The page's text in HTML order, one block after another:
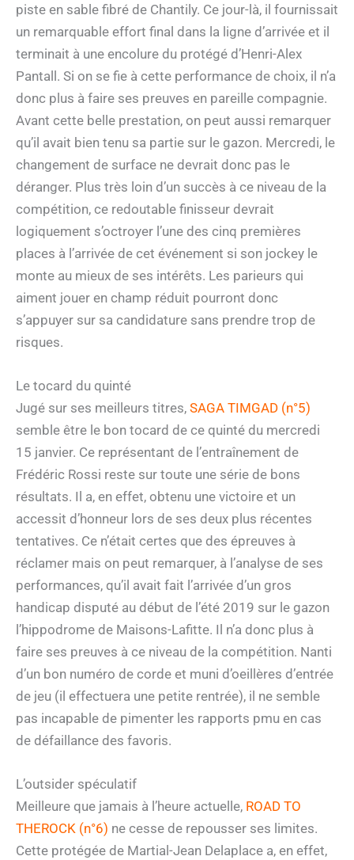
piste en sable fibré de Chantily. Ce jour-là, il fournissait
un remarquable effort final dans la ligne d’arrivée et il
terminait à une encolure du protégé d’Henri-Alex
Pantall. Si on se fie à cette performance de choix, il n’a
donc plus à faire ses preuves en pareille compagnie.
Avant cette belle prestation, on peut aussi remarquer
qu’il avait bien tenu sa partie sur le gazon. Mercredi, le
changement de surface ne devrait donc pas le
déranger. Plus très loin d’un succès à ce niveau de la
compétition, ce redoutable finisseur devrait
logiquement s’octroyer l’une des cinq premières
places à l’arrivée de cet événement si son jockey le
monte au mieux de ses intérêts. Les parieurs qui
aiment jouer en champ réduit pourront donc
s’appuyer sur sa candidature sans prendre trop de
risques.
Le tocard du quinté
Jugé sur ses meilleurs titres, SAGA TIMGAD (n°5)
semble être le bon tocard de ce quinté du mercredi
15 janvier. Ce représentant de l’entraînement de
Frédéric Rossi reste sur toute une série de bons
résultats. Il a, en effet, obtenu une victoire et un
accessit d’honneur lors de ses deux plus récentes
tentatives. Ce n’était certes que des épreuves à
réclamer mais on peut remarquer, à l’analyse de ses
performances, qu’il avait fait l’arrivée d’un gros
handicap disputé au début de l’été 2019 sur le gazon
l’hippodrome de Maisons-Lafitte. Il n’a donc plus à
faire ses preuves à ce niveau de la compétition. Nanti
d’un bon numéro de corde et muni d’oeillères d’entrée
de jeu (il effectuera une petite rentrée), il ne semble
pas incapable de pimenter les rapports pmu en cas
de défaillance des favoris.
L’outsider spéculatif
Meilleure que jamais à l’heure actuelle, ROAD TO
THEROCK (n°6) ne cesse de repousser ses limites.
Cette protégée de Martial-Jean Delaplace a, en effet,